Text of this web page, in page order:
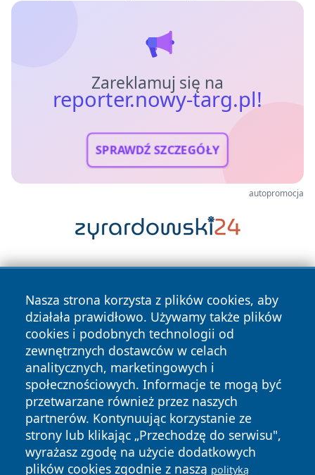
Zareklamuj się na
reporter.nowy-targ.pl!
SPRAWDŹ SZCZEGÓŁY
autopromocja
Nasza strona korzysta z plików cookies, aby
działała prawidłowo. Używamy także plików
cookies i podobnych technologii od
zewnętrznych dostawców w celach
analitycznych, marketingowych i
społecznościowych. Informacje te mogą być
przetwarzane również przez naszych
partnerów. Kontynuując korzystanie ze
strony lub klikając „Przechodzę do serwisu",
wyrażasz zgodę na użycie dodatkowych
plików cookies zgodnie z naszą polityką
Copyright © 2026 reporter.nowy-targ.pl Wszystkie prawa
zastrzeżone.
News Autorzy
Polityka
Prywatności
Polityka
Cookies